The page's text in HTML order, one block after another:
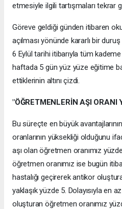
etmesiyle ilgili tartışmaları tekrar
Göreve geldiği günden itibaren
açılması yönünde kararlı bir
6 Eylül tarihi itibarıyla tüm
haftada 5 gün yüz yüze eğitime
ettiklerinin altını çizdi.
"ÖĞRETMENLERİN AŞI ORANI
Bu süreçte en büyük
oranlarının yüksekliği olduğunu
aşı olan öğretmen oranımız
öğretmen oranımız ise bugün
hastalığı geçirerek antikor
yaklaşık yüzde 5. Dolayısıyla en
oluşturan öğretmen oranımız